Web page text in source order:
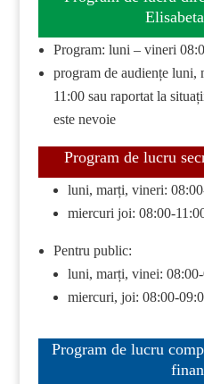
Program: luni – vineri
program de audiențe
11:00 sau raportat la
este nevoie
Program de lucru
luni, marți, vineri:
miercuri joi: 08:00-
Pentru public:
luni, marți, vinei:
miercuri, joi: 08:00-
Program de lucru